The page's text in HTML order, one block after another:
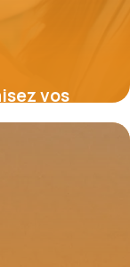
vos